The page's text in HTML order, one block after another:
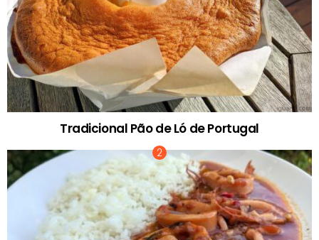
Tradicional Pão de Ló de Portugal